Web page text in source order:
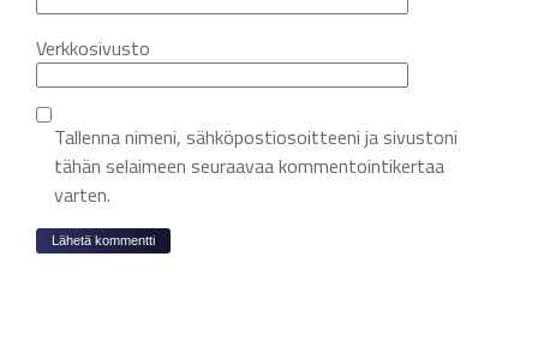
Verkkosivusto
Tallenna nimeni, sähköpostiosoitteeni ja sivustoni
tähän selaimeen seuraavaa kommentointikertaa
varten.